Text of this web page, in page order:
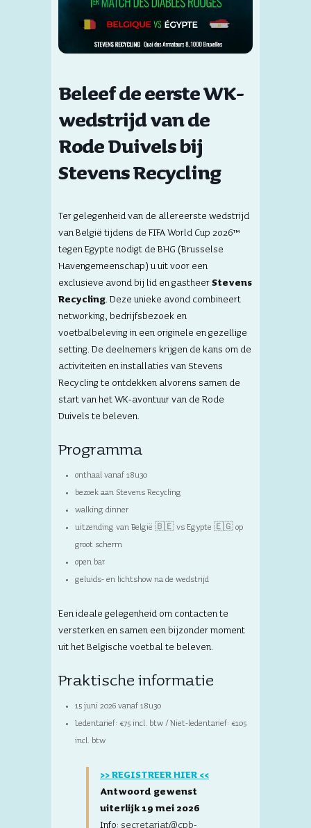
Beleef de eerste WK-
wedstrijd van de
Rode Duivels bij
Stevens Recycling
Ter gelegenheid van de allereerste wedstrijd
van België tijdens de FIFA World Cup 2026™
tegen Egypte nodigt de BHG (Brusselse
Havengemeenschap) u uit voor een
exclusieve avond bij lid en gastheerStevens
Recycling. Deze unieke avond combineert
networking, bedrijfsbezoek en
voetbalbeleving in een originele en gezellige
setting. De deelnemers krijgen de kans om de
activiteiten en installaties van Stevens
Recycling te ontdekken alvorens samen de
start van het WK-avontuur van de Rode
Duivels te beleven.
Programma
onthaal vanaf 18u30
bezoek aan Stevens Recycling
walking dinner
uitzending van België 🇧🇪 vs Egypte 🇪🇬 op
groot scherm
open bar
geluids- en lichtshow na de wedstrijd
Een ideale gelegenheid om contacten te
versterken en samen een bijzonder moment
uit het Belgische voetbal te beleven.
Praktische informatie
15 juni 2026 vanaf 18u30
Ledentarief: €75 incl. btw / Niet-ledentarief: €105
incl. btw
>> REGISTREER HIER <<
Antwoord gewenst
uiterlijk 19 mei 2026
Info: secretariat@cpb-